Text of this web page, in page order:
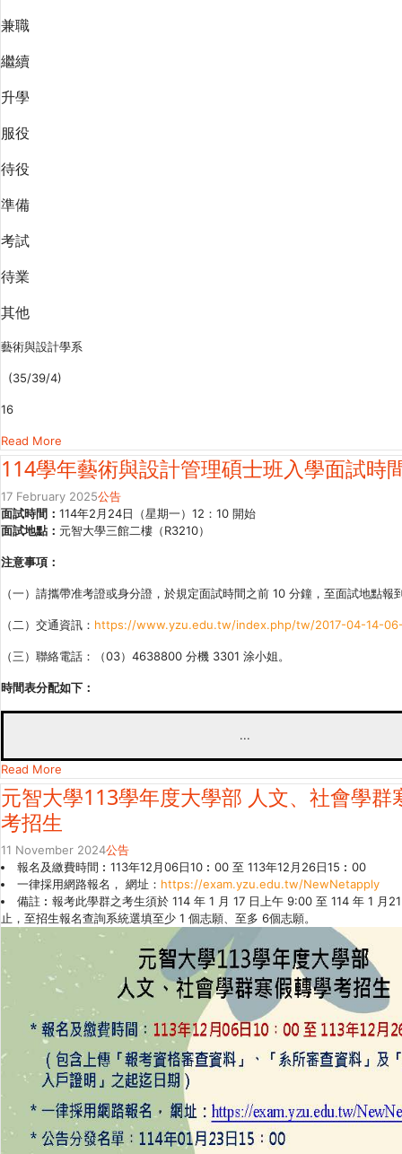
兼職
繼續
升學
服役
待役
準備
考試
待業
其他
藝術與設計學系
(35/39/4)
16
Read More
114學年藝術與設計管理碩士班入學面試時
17 February 2025公告
面試時間： 114年2月24日（星期一）12：10 開始
面試地點： 元智大學三館二樓（R3210）
注意事項：
（一）請攜帶准考證或身分證，於規定面試時間之前 10 分鐘，至面試地點報
（二）交通資訊： https://www.yzu.edu.tw/index.php/tw/2017-04-14-
（三）聯絡電話：（03）4638800 分機 3301 涂小姐。
時間表分配如下：
...
Read More
元智大學113學年度大學部 人文、社會學群
考招生
11 November 2024公告
報名及繳費時間︰113年12月06日10︰00 至 113年12月26日15︰00
一律採用網路報名， 網址： https://exam.yzu.edu.tw/NewNetapply
備註︰報考此學群之考生須於 114 年 1 月 17 日上午 9:00 至 114 年 1 月
止，至招生報名查詢系統選填至少 1 個志願、至多 6個志願。